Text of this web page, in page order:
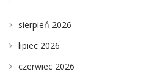
sierpień 2026
lipiec 2026
czerwiec 2026